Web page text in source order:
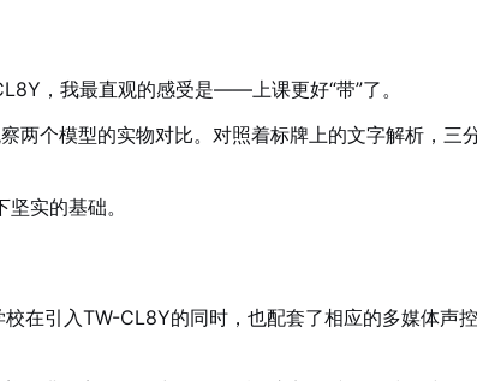
，我最直观的感受是——上课更好“带”了。
两个模型的实物对比。对照着标牌上的文字解析，三
坚实的基础。
在引入TW-CL8Y的同时，也配套了相应的多媒体声